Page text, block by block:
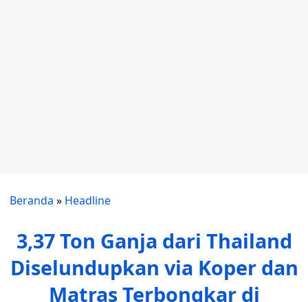
Beranda » Headline
3,37 Ton Ganja dari Thailand
Diselundupkan via Koper dan
Matras Terbongkar di